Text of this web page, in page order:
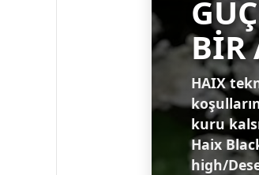
BİR
HAIX
kuru
Haix
high/